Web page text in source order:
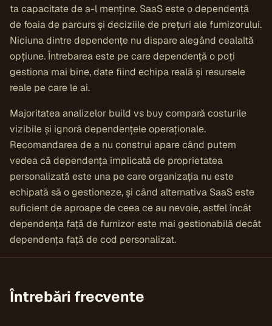
ta capacitate de a-l menține. SaaS este o dependență
de foaia de parcurs și deciziile de prețuri ale furnizorului.
Niciuna dintre dependențe nu dispare alegând cealaltă
opțiune. Întrebarea este pe care dependență o poți
gestiona mai bine, date fiind echipa reală și resursele
reale pe care le ai.
Majoritatea analizelor build vs buy compară costurile
vizibile și ignoră dependențele operaționale.
Recomandarea de a nu construi apare când putem
vedea că dependența implicată de proprietatea
personalizată este una pe care organizația nu este
echipată să o gestioneze, și când alternativa SaaS este
suficient de aproape de ceea ce au nevoie, astfel încât
dependența față de furnizor este mai gestionabilă decât
dependența față de cod personalizat.
Întrebări frecvente